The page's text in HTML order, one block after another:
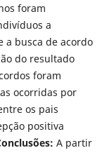
foram
a
a busca de acordo
do resultado
foram
ocorridas por
os pais
positiva
A par­tir